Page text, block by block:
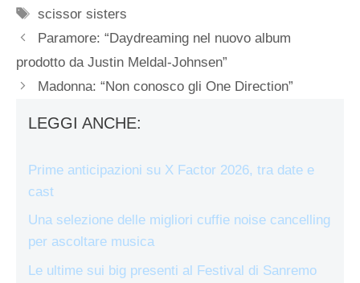
Tag
scissor sisters
Paramore: “Daydreaming nel nuovo album
prodotto da Justin Meldal-Johnsen”
Madonna: “Non conosco gli One Direction”
LEGGI ANCHE:
Prime anticipazioni su X Factor 2026, tra date e
cast
Una selezione delle migliori cuffie noise cancelling
per ascoltare musica
Le ultime sui big presenti al Festival di Sanremo